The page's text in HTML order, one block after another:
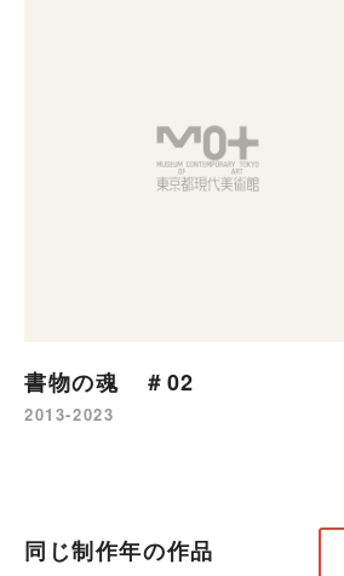
書物の魂 ＃02
2013-2023
同じ制作年の作品